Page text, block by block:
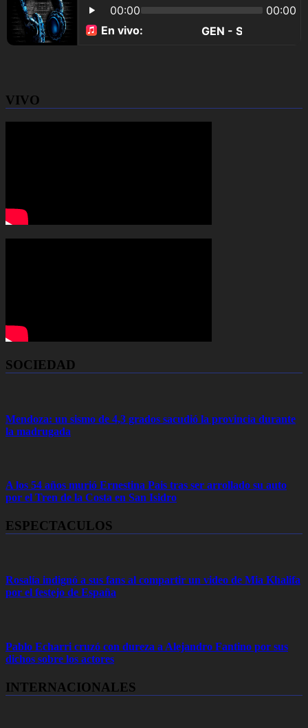
VIVO
SOCIEDAD
Mendoza: un sismo de 4,3 grados sacudió la provincia durante
la madrugada
A los 54 años murió Ernestina Pais tras ser arrollado su auto
por el Tren de la Costa en San Isidro
ESPECTACULOS
Rosalía indignó a sus fans al compartir un video de Mia Khalifa
por el festejo de España
Pablo Echarri cruzó con dureza a Alejandro Fantino por sus
dichos sobre los actores
INTERNACIONALES